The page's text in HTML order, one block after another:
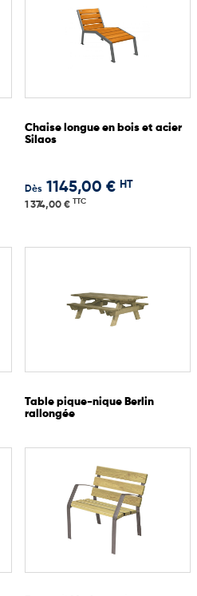
Chaise longue en bois et acier
Silaos
Dès 1145,00 € HT
1 374,00 € TTC
Table pique-nique Berlin
rallongée